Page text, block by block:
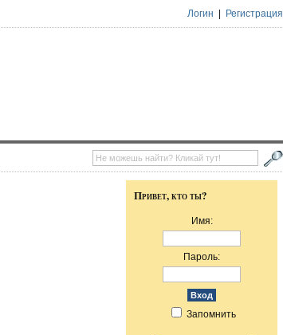
Логин Регистрация
Привет, кто ты?
Имя:
Пароль:
Запомнить